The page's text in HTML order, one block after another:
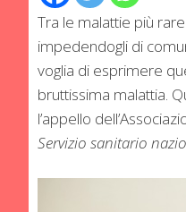
Tra le malattie più
impedendogli di
voglia di esprimere
bruttissima malattia.
l’appello
Servizio sanitario